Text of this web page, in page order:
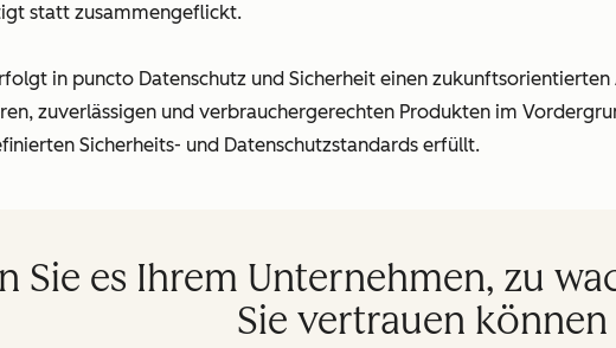
statt zusammengeflickt.
in puncto Datenschutz und Sicherheit einen
zuverlässigen und verbrauchergerechten Produkten im
Sicherheits- und Datenschutzstandards erfüllt.
Sie es Ihrem Unternehmen, zu
Sie vertrauen können